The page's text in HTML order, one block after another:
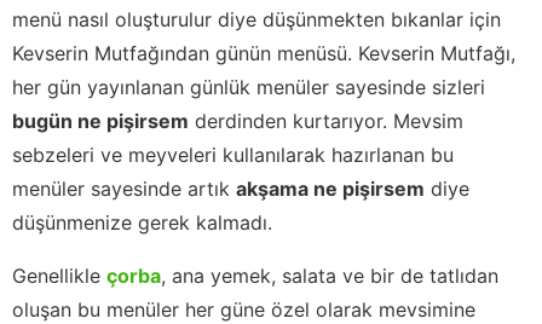
menü nasıl oluşturulur diye düşünmekten bıkanlar için
Kevserin Mutfağından günün menüsü. Kevserin Mutfağı,
her gün yayınlanan günlük menüler sayesinde sizleri
bugün ne pişirsem derdinden kurtarıyor. Mevsim
sebzeleri ve meyveleri kullanılarak hazırlanan bu
menüler sayesinde artık akşama ne pişirsem diye
düşünmenize gerek kalmadı.
Genellikle çorba, ana yemek, salata ve bir de tatlıdan
oluşan bu menüler her güne özel olarak mevsimine